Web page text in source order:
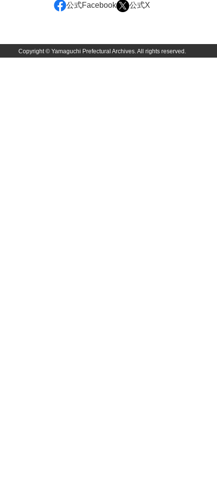
公式Facebook 公式X
Copyright © Yamaguchi Prefectural Archives. All rights reserved.